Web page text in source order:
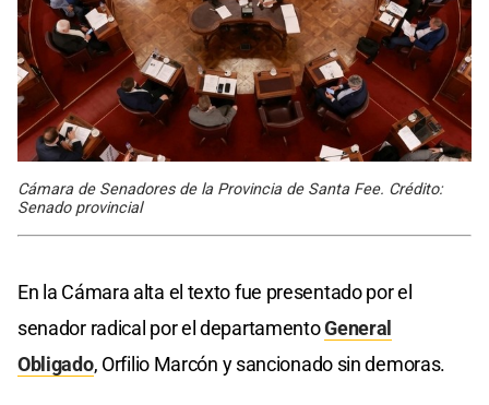
Cámara de Senadores de la Provincia de Santa Fee. Crédito:
Senado provincial
En la Cámara alta el texto fue presentado por el
senador radical por el departamentoGeneral
Obligado, Orfilio Marcón y sancionado sin demoras.